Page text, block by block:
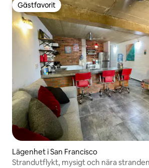
Gästfavorit
Gästfavorit
Lägenhet i San Francisco
Strandutflykt, mysigt och nära